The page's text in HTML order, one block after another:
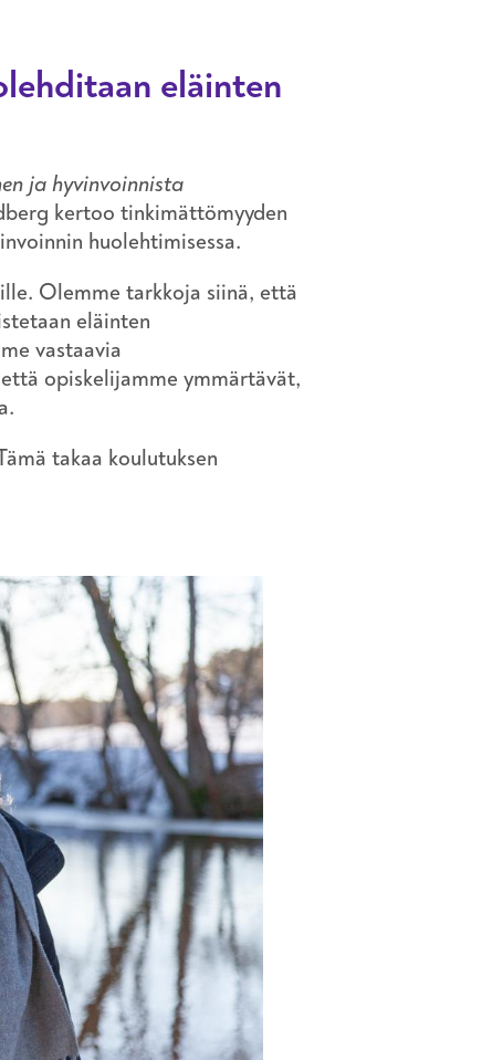
eläinten
ja hyvinvoinnista
kertoo tinkimättömyyden
huolehtimisessa.
Olemme tarkkoja siinä, että
eläinten
vastaavia
opiskelijamme ymmärtävät,
takaa koulutuksen